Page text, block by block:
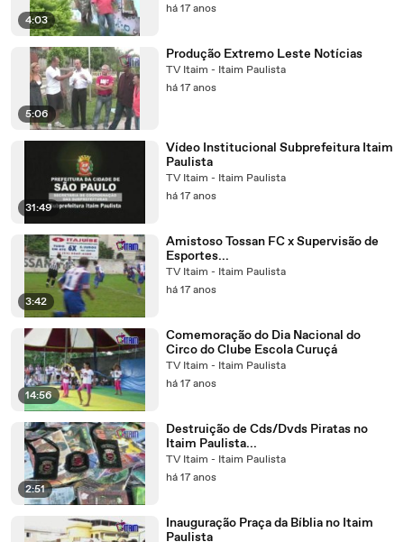
4:03
há 17 anos
5:06
Produção Extremo Leste Notícias
TV Itaim - Itaim Paulista
há 17 anos
31:49
Vídeo Institucional Subprefeitura Itaim
Paulista
TV Itaim - Itaim Paulista
há 17 anos
3:42
Amistoso Tossan FC x Supervisão de
Esportes...
TV Itaim - Itaim Paulista
há 17 anos
14:56
Comemoração do Dia Nacional do
Circo do Clube Escola Curuçá
TV Itaim - Itaim Paulista
há 17 anos
2:51
Destruição de Cds/Dvds Piratas no
Itaim Paulista...
TV Itaim - Itaim Paulista
há 17 anos
Inauguração Praça da Bíblia no Itaim
Paulista